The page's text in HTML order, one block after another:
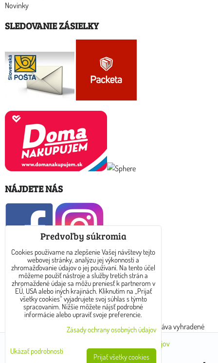
Novinky
SLEDOVANIE ZÁSIELKY
NÁJDETE NÁS
KONTAKT
E-mail: info@dreamtea.sk
tel: 0910 325 889
Copyright © 2017 - 2024 www.dreamtea.sk. Všetky práva vyhradené
Zásady ochrany osobných údajov
Predvoľby súkromia
Cookies používame na zlepšenie Vašej návštevy tejto
webovej stránky, analýzu jej výkonnosti a
zhromažďovanie údajov o jej používaní. Na tento účel
môžeme použiť nástroje a služby tretích strán a
zhromaždené údaje sa môžu preniesť k partnerom v
EÚ, USA alebo iných krajinách. Kliknutím na „Prijať
všetky cookies“ vyjadrujete svoj súhlas s týmto
spracovaním. Nižšie môžete nájsť podrobné
informácie alebo upraviť svoje preferencie.
Zásady ochrany osobných údajov
Ukázať podrobnosti
Prijať všetky cookies